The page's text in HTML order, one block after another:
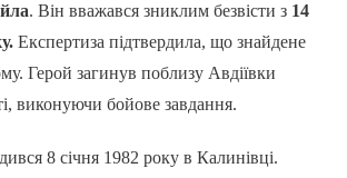
. Він вважався зниклим безвісти з 14
Експертиза підтвердила, що знайдене
Герой загинув поблизу Авдіївки
виконуючи бойове завдання.
8 січня 1982 року в Калинівці.